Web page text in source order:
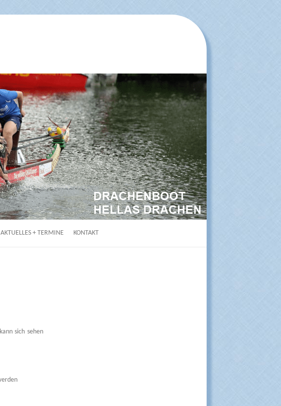
AKTUELLES + TERMINE KONTAKT
sich sehen